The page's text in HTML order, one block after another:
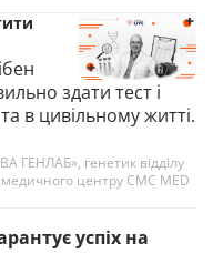
здати тест і
в цивільному житті.
ГЕНЛАБ», генетик відділу
центру CMC MED
успіх на